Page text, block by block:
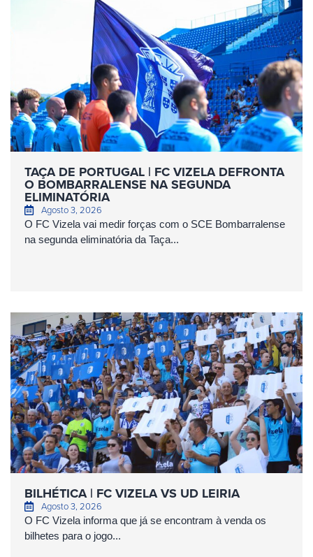
TAÇA DE PORTUGAL | FC VIZELA DEFRONTA
O BOMBARRALENSE NA SEGUNDA
ELIMINATÓRIA
Agosto 3, 2026
O FC Vizela vai medir forças com o SCE Bombarralense
na segunda eliminatória da Taça...
BILHÉTICA | FC VIZELA VS UD LEIRIA
Agosto 3, 2026
O FC Vizela informa que já se encontram à venda os
bilhetes para o jogo...